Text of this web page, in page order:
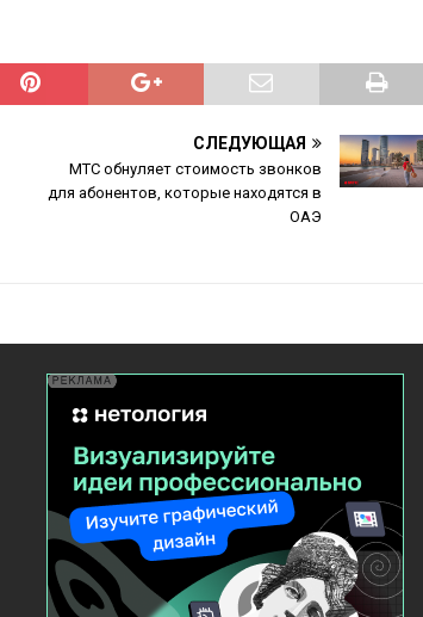
СЛЕДУЮЩАЯ
МТС обнуляет стоимость звонков
для абонентов, которые находятся в
ОАЭ